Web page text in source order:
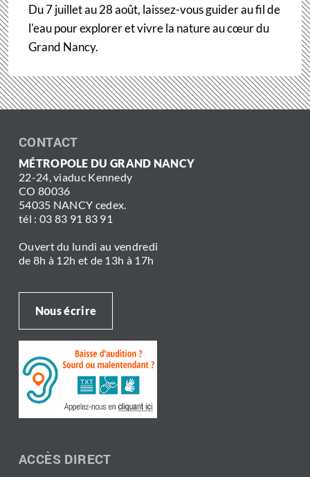
Du 7 juillet au 28 août, laissez-vous guider au fil de
l'eau pour explorer et vivre la nature au cœur du
Grand Nancy.
CONTACT
MÉTROPOLE DU GRAND NANCY
22-24, viaduc Kennedy
CO 80036
54035 NANCY cedex.
tél : 03 83 91 83 91
Ouvert du lundi au vendredi
de 8h à 12h et de 13h à 17h
Nous écrire
ACCÈS DIRECT